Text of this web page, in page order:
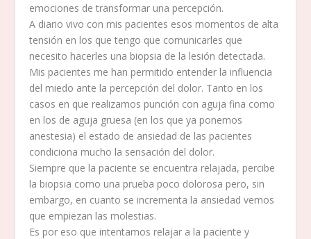
emociones de transformar una percepción.
A diario vivo con mis pacientes esos momentos de alta
tensión en los que tengo que comunicarles que
necesito hacerles una biopsia de la lesión detectada.
Mis pacientes me han permitido entender la influencia
del miedo ante la percepción del dolor. Tanto en los
casos en que realizamos punción con aguja fina como
en los de aguja gruesa (en los que ya ponemos
anestesia) el estado de ansiedad de las pacientes
condiciona mucho la sensación del dolor.
Siempre que la paciente se encuentra relajada, percibe
la biopsia como una prueba poco dolorosa pero, sin
embargo, en cuanto se incrementa la ansiedad vemos
que empiezan las molestias.
Es por eso que intentamos relajar a la paciente y